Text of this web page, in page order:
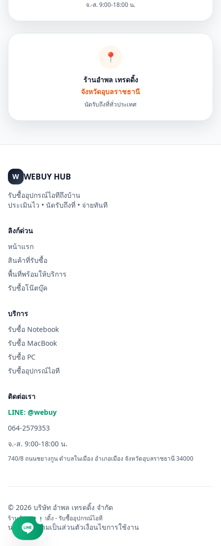
!
จ.-ส. 9:00-18:00 น.
📍
ร้านอำพล เทรดดิ้ง
จังหวัดอุบลราชธานี
นัดรับถึงที่ทั่วประเทศ
W WEBUY HUB
รับซื้ออุปกรณ์ไอทีถึงบ้าน
ประเมินไว • นัดรับถึงที่ • จ่ายทันที
ลิงก์ด่วน
หน้าแรก
สินค้าที่รับซื้อ
พื้นที่พร้อมให้บริการ
รับซื้อโน๊ตบุ๊ค
บริการ
รับซื้อ Notebook
รับซื้อ MacBook
รับซื้อ PC
รับซื้ออุปกรณ์ไอที
ติดต่อเรา
LINE: @webuy
064-2579353
จ.-ส. 9:00-18:00 น.
740/8 ถนนชยางกูน ตำบลในเมือง อำเภอเมือง จังหวัดอุบลราชธานี 34000
© 2026 บริษัท อำพล เทรดดิ้ง จำกัด
ร้านอำพล เทรดดิ้ง - รับซื้ออุปกรณ์ไอที
นโยบายความเป็นส่วนตัวเงื่อนไขการใช้งาน